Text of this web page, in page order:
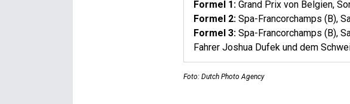
Formel 1: Grand Prix von Belgien,
Formel 2: Spa-Francorchamps (B),
Formel 3: Spa-Francorchamps (B),
Fahrer Joshua Dufek und dem
Foto: Dutch Photo Agency